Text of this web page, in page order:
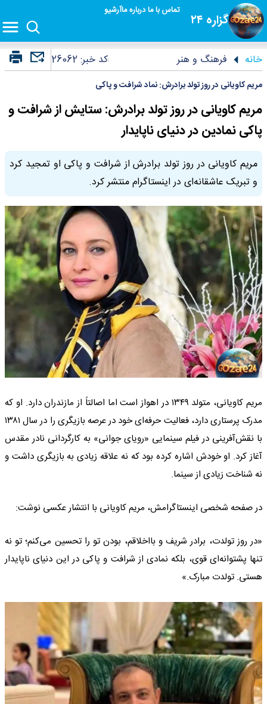
گزاره ۲۴
تماس با مادرباره ماآرشیو
خانه فرهنگ و هنر کد خبر:26062
مریم کاویانی در روز تولد برادرش: نماد شرافت و پاکی
مریم کاویانی در روز تولد برادرش: ستایش از شرافت و
پاکی نمادین در دنیای ناپایدار
مریم کاویانی در روز تولد برادرش از شرافت و پاکی او تمجید کرد
و تبریک عاشقانه‌ای در اینستاگرام منتشر کرد.
مریم کاویانی، متولد ۱۳۴۹ در اهواز است اما اصالتاً از مازندران دارد. او که
مدرک پرستاری دارد، فعالیت حرفه‌ای خود در عرصه بازیگری را در سال ۱۳۸۱
با نقش‌آفرینی در فیلم سینمایی «رویای جوانی» به کارگردانی نادر مقدس
آغاز کرد. او خودش اشاره کرده بود که نه علاقه‌ زیادی به بازیگری داشت و
نه شناخت زیادی از سینما.
در صفحه شخصی اینستاگرامش، مریم کاویانی با انتشار عکسی نوشت:
«در روز تولدت، برادر شریف و بااخلاقم، بودن تو را تحسین می‌کنم؛ تو نه
تنها پشتوانه‌ای قوی، بلکه نمادی از شرافت و پاکی در این دنیای ناپایدار
هستی. تولدت مبارک.»